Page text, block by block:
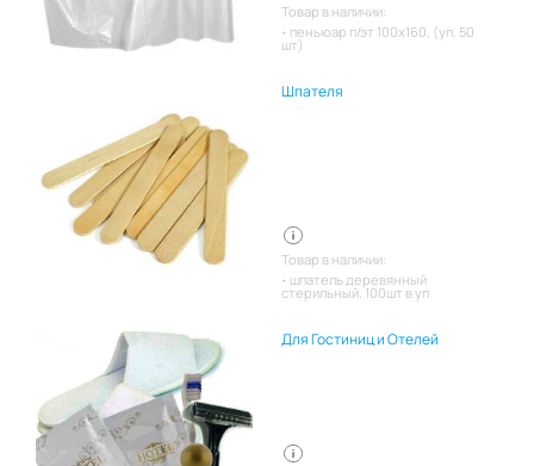
Товар в наличии:
пеньюар п/эт 100х160, (уп. 50
шт)
Шпателя
Товар в наличии:
шпатель деревянный
стерильный. 100шт в уп
Для Гостиниц и Отелей